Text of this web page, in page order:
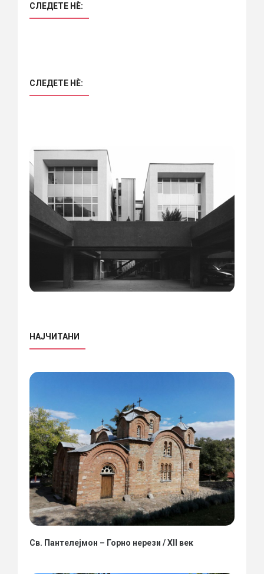
СЛЕДЕТЕ НÈ:
СЛЕДЕТЕ НÈ:
НАЈЧИТАНИ
Св. Пантелејмон – Горно нерези / XII век